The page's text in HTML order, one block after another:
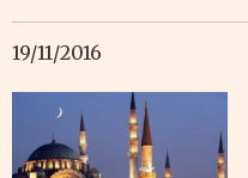
19/11/2016